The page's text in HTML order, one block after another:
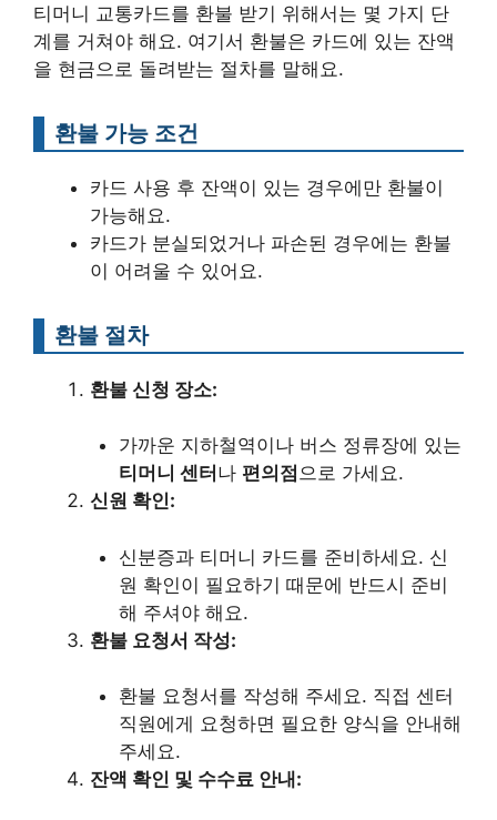
티머니 교통카드를 환불 받기 위해서는 몇 가지 단
계를 거쳐야 해요. 여기서 환불은 카드에 있는 잔액
을 현금으로 돌려받는 절차를 말해요.
환불 가능 조건
카드 사용 후 잔액이 있는 경우에만 환불이
가능해요.
카드가 분실되었거나 파손된 경우에는 환불
이 어려울 수 있어요.
환불 절차
환불 신청 장소:
가까운 지하철역이나 버스 정류장에 있는
티머니 센터 나 편의점 으로 가세요.
신원 확인:
신분증과 티머니 카드를 준비하세요. 신
원 확인이 필요하기 때문에 반드시 준비
해 주셔야 해요.
환불 요청서 작성:
환불 요청서를 작성해 주세요. 직접 센터
직원에게 요청하면 필요한 양식을 안내해
주세요.
잔액 확인 및 수수료 안내: